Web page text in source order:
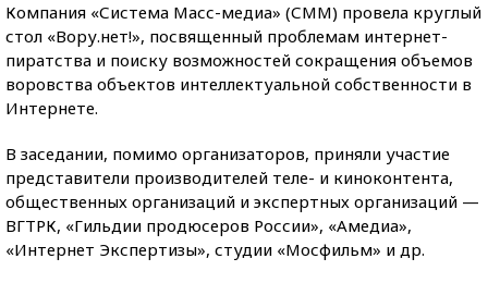
Компания «Система Масс-медиа» (СММ) провела круглый
стол «Вору.нет!», посвященный проблемам интернет-
пиратства и поиску возможностей сокращения объемов
воровства объектов интеллектуальной собственности в
Интернете.
В заседании, помимо организаторов, приняли участие
представители производителей теле- и киноконтента,
общественных организаций и экспертных организаций —
ВГТРК, «Гильдии продюсеров России», «Амедиа»,
«Интернет Экспертизы», студии «Мосфильм» и др.